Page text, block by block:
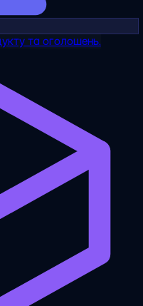
та оголошень.